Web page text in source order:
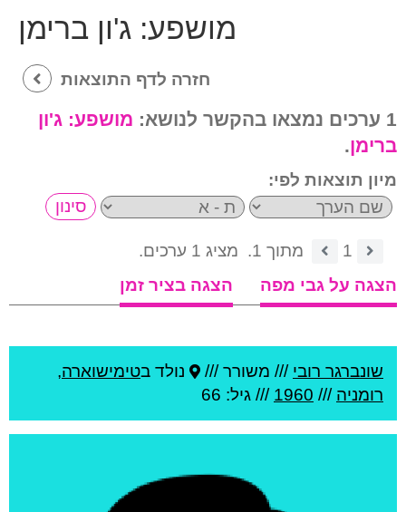
מושפע: ג'ון ברימן
חזרה לדף התוצאות
1 ערכים נמצאו בהקשר לנושא: מושפע: ג'ון
ברימן.
מיון תוצאות לפי:
1 מתוך 1.
מציג 1 ערכים.
הצגה על גבי מפה
הצגה בציר זמן
שונברגר רובי /// משורר /// נולד בטימישוארה,
רומניה ///
1960 /// גיל: 66